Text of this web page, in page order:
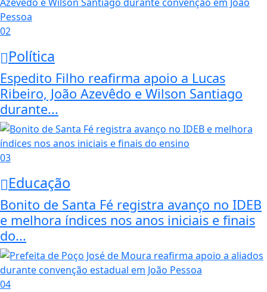
02
Política
Espedito Filho reafirma apoio a Lucas
Ribeiro, João Azevêdo e Wilson Santiago
durante...
03
Educação
Bonito de Santa Fé registra avanço no IDEB
e melhora índices nos anos iniciais e finais
do...
04